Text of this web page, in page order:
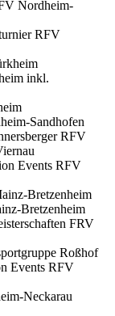
Nordheim-
RFV
inkl.
Sandhofen
RFV
Events RFV
Bretzenheim
Bretzenheim
FRV
Roßhof
Events RFV
Neckarau